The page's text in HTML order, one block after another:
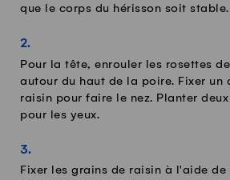
que le corps du hérisson soit stable.
Pour la tête, enrouler les rosettes
autour du haut de la poire. Fixer un
raisin pour faire le nez. Planter
pour les yeux.
Fixer les grains de raisin à l'aide